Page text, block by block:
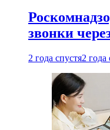
звонки
2 года спустя2 года